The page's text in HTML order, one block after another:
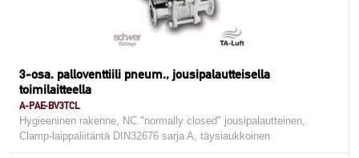
3-osa. palloventtiili pneum., jousipalautteisella
toimilaitteella
A-PAE-BV3TCL
Hygieeninen rakenne, NC "normally closed" jousipalautteinen,
Clamp-laippaliitäntä DIN32676 sarja A, täysiaukkoinen